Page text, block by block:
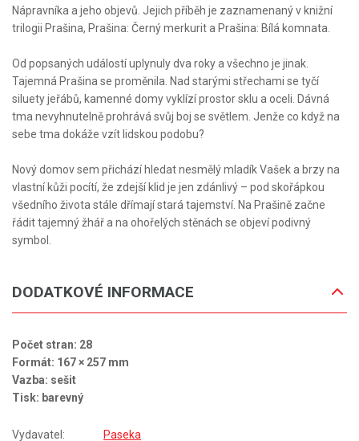
Nápravníka a jeho objevů. Jejich příběh je zaznamenaný v knižní
trilogii Prašina, Prašina: Černý merkurit a Prašina: Bílá komnata.
Od popsaných událostí uplynuly dva roky a všechno je jinak.
Tajemná Prašina se proměnila. Nad starými střechami se tyčí
siluety jeřábů, kamenné domy vyklízí prostor sklu a oceli. Dávná
tma nevyhnutelně prohrává svůj boj se světlem. Jenže co když na
sebe tma dokáže vzít lidskou podobu?
Nový domov sem přichází hledat nesmělý mladík Vašek a brzy na
vlastní kůži pocítí, že zdejší klid je jen zdánlivý – pod skořápkou
všedního života stále dřímají stará tajemství. Na Prašině začne
řádit tajemný žhář a na ohořelých stěnách se objeví podivný
symbol.
DODATKOVÉ INFORMACE
Počet stran: 28
Formát: 167 × 257 mm
Vazba: sešit
Tisk: barevný
Vydavatel: Paseka